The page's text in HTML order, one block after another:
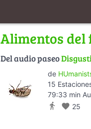
Alimentos
Del audio paseo
de
15
79:33 min
directions_walk favorite 25